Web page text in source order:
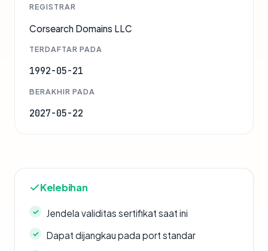
REGISTRAR
Corsearch Domains LLC
TERDAFTAR PADA
1992-05-21
BERAKHIR PADA
2027-05-22
Kelebihan
Jendela validitas sertifikat saat ini
Dapat dijangkau pada port standar